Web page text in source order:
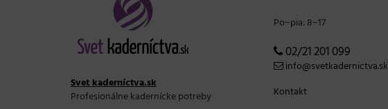
Svet kaderníctva.sk
Profesionálne kadernícke potreby
Po−pia: 8−17
02/21 201 099
info@svetkadernictva.sk
Kontakt